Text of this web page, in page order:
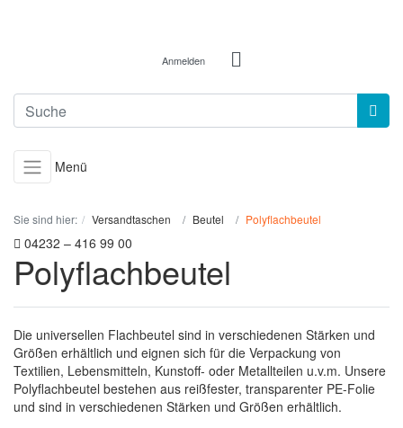
Anmelden
Menü
Sie sind hier: Versandtaschen Beutel Polyflachbeutel
04232 – 416 99 00
Polyflachbeutel
Die universellen Flachbeutel sind in verschiedenen Stärken und
Größen erhältlich und eignen sich für die Verpackung von
Textilien, Lebensmitteln, Kunstoff- oder Metallteilen u.v.m. Unsere
Polyflachbeutel bestehen aus reißfester, transparenter PE-Folie
und sind in verschiedenen Stärken und Größen erhältlich.